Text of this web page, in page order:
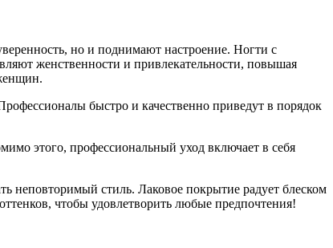
но и поднимают настроение. Ногти с
женственности и привлекательности, повышая
быстро и качественно приведут в порядок
этого, профессиональный уход включает в себя
неповторимый стиль. Лаковое покрытие радует блеском
чтобы удовлетворить любые предпочтения!